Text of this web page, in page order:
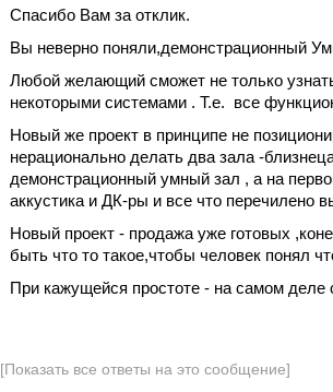
Спасибо Вам за отклик.
Вы неверно поняли,демонстрационный
Любой желающий сможет не только
некоторыми системами . Т.е. все
Новый же проект в принципе не
нерационально делать два зала -
демонстрационный умный зал , а на
аккустика и ДК-ры и все что перечилено
Новый проект - продажа уже готовых
быть что то такое,чтобы человек понял
При кажущейся простоте - на самом деле
[Показать все ответы на это сообщение]